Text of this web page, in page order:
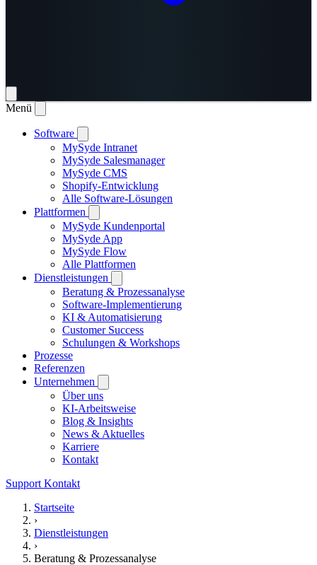
Menü
Software
MySyde Intranet
MySyde Salesmanager
MySyde CMS
Shopify-Entwicklung
Alle Software-Lösungen
Plattformen
MySyde Kundenportal
MySyde App
MySyde Flow
Alle Plattformen
Dienstleistungen
Beratung & Prozessanalyse
Software-Implementierung
KI & Automatisierung
Customer Success
Schulungen & Workshops
Prozesse
Referenzen
Unternehmen
Über uns
KI-Arbeitsweise
Blog & Insights
News & Aktuelles
Karriere
Kontakt
Support Kontakt
Startseite
›
Dienstleistungen
›
Beratung & Prozessanalyse